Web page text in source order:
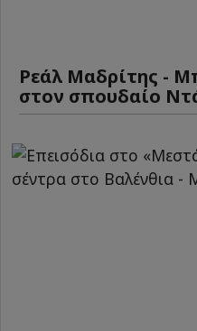
Ρεάλ Μαδρίτης -
στον σπουδαίο